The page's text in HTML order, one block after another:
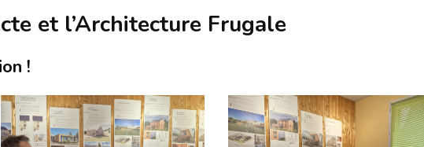
et l’Architecture Frugale
!